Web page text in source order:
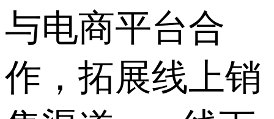
与电商平台合
作，拓展线上销